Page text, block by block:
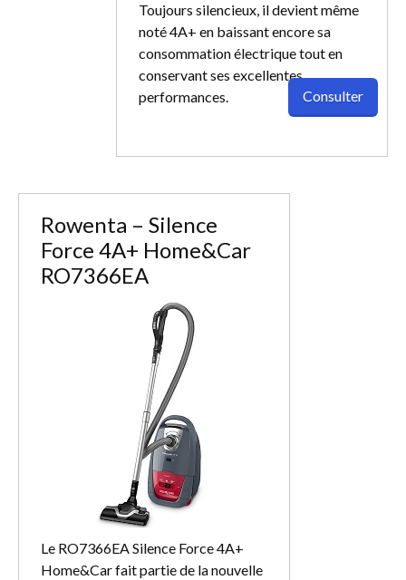
Toujours silencieux, il devient même
noté 4A+ en baissant encore sa
consommation électrique tout en
conservant ses excellentes
performances.
Consulter
Rowenta – Silence
Force 4A+ Home&Car
RO7366EA
Le RO7366EA Silence Force 4A+
Home&Car fait partie de la nouvelle